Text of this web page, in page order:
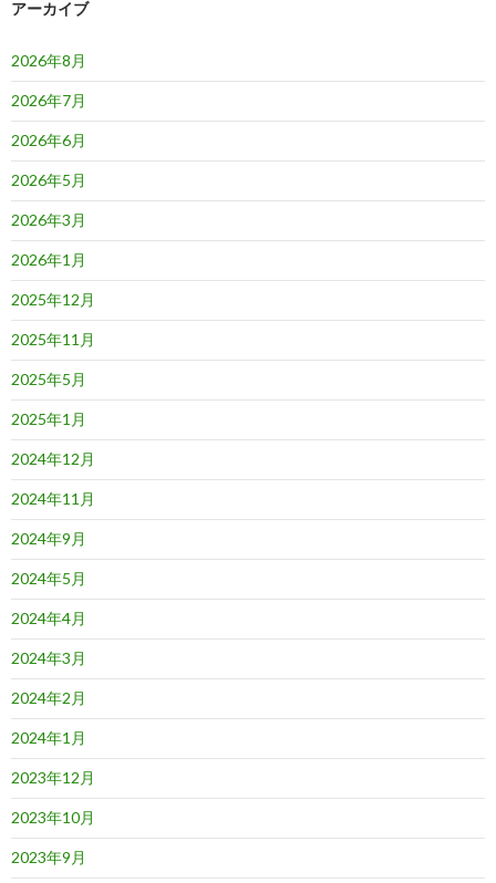
アーカイブ
2026年8月
2026年7月
2026年6月
2026年5月
2026年3月
2026年1月
2025年12月
2025年11月
2025年5月
2025年1月
2024年12月
2024年11月
2024年9月
2024年5月
2024年4月
2024年3月
2024年2月
2024年1月
2023年12月
2023年10月
2023年9月